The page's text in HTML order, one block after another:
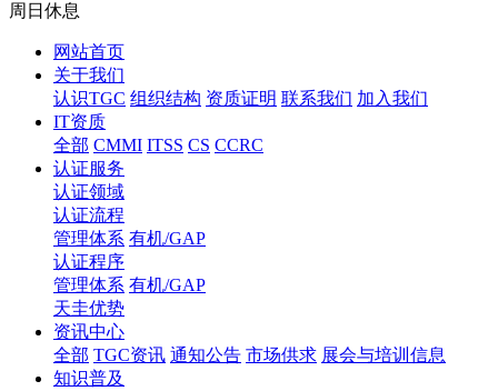
周日休息
网站首页
关于我们
认识TGC 组织结构 资质证明 联系我们 加入我们
IT资质
全部 CMMI ITSS CS CCRC
认证服务
认证领域
认证流程
管理体系 有机/GAP
认证程序
管理体系 有机/GAP
天圭优势
资讯中心
全部 TGC资讯 通知公告 市场供求 展会与培训信息
知识普及